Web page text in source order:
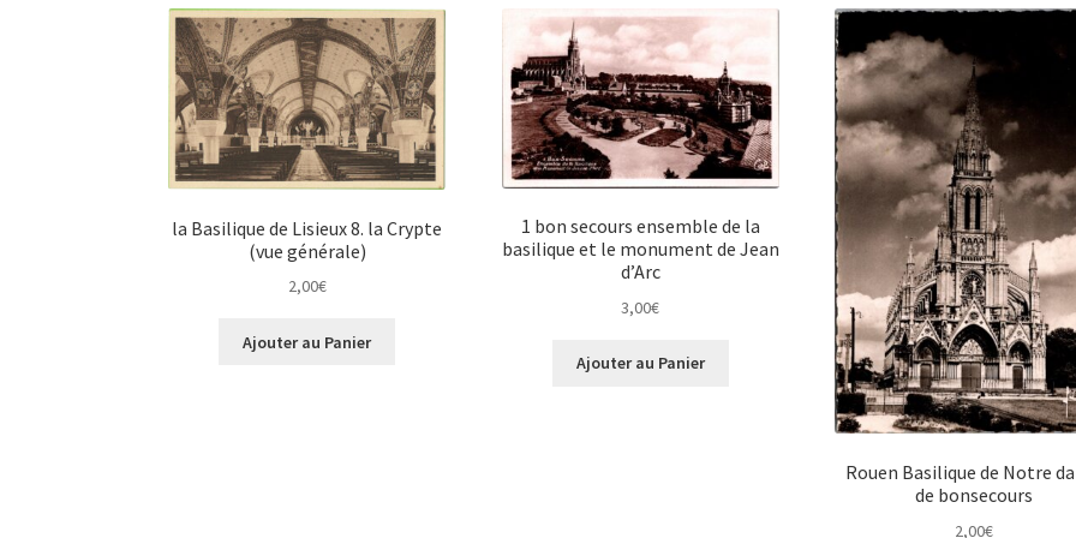
la Basilique de Lisieux 8. la Crypte
(vue générale)
2,00€
Ajouter au Panier
1 bon secours ensemble de la
basilique et le monument de Jean
d’Arc
3,00€
Ajouter au Panier
Rouen Basilique de Notre
de bonsecours
2,00€